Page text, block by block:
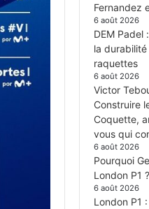
Fernandez
6 août 2026
DEM Padel
la
raquettes
6 août 2026
Victor
Construire
Coquette,
vous qui
6 août 2026
Pourquoi
London P1 ?
6 août 2026
London P1